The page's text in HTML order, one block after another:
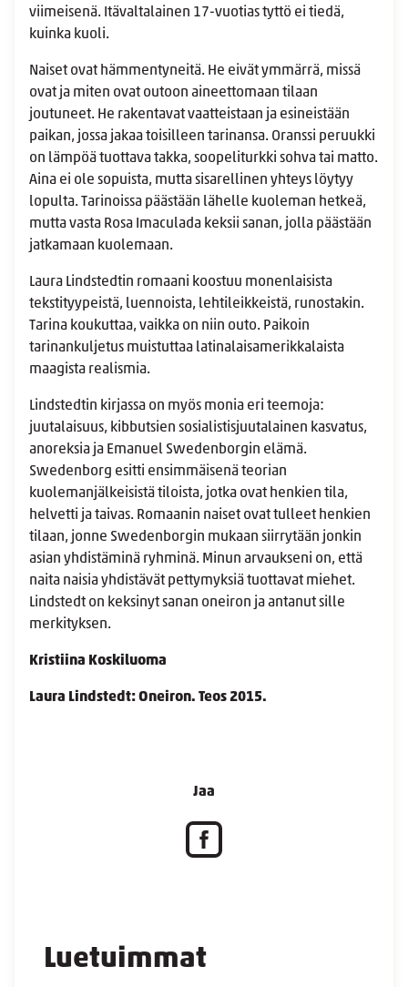
Luetuimmat
viimeisenä. Itävaltalainen 17-vuotias tyttö ei tiedä,
kuinka kuoli.
Naiset ovat hämmentyneitä. He eivät ymmärrä, missä
ovat ja miten ovat outoon aineettomaan tilaan
joutuneet. He rakentavat vaatteistaan ja esineistään
paikan, jossa jakaa toisilleen tarinansa. Oranssi peruukki
on lämpöä tuottava takka, soopeliturkki sohva tai matto.
Aina ei ole sopuista, mutta sisarellinen yhteys löytyy
lopulta. Tarinoissa päästään lähelle kuoleman hetkeä,
mutta vasta Rosa Imaculada keksii sanan, jolla päästään
jatkamaan kuolemaan.
Laura Lindstedtin romaani koostuu monenlaisista
tekstityypeistä, luennoista, lehtileikkeistä, runostakin.
Tarina koukuttaa, vaikka on niin outo. Paikoin
tarinankuljetus muistuttaa latinalaisamerikkalaista
maagista realismia.
Lindstedtin kirjassa on myös monia eri teemoja:
juutalaisuus, kibbutsien sosialistisjuutalainen kasvatus,
anoreksia ja Emanuel Swedenborgin elämä.
Swedenborg esitti ensimmäisenä teorian
kuolemanjälkeisistä tiloista, jotka ovat henkien tila,
helvetti ja taivas. Romaanin naiset ovat tulleet henkien
tilaan, jonne Swedenborgin mukaan siirrytään jonkin
asian yhdistäminä ryhminä. Minun arvaukseni on, että
naita naisia yhdistävät pettymyksiä tuottavat miehet.
Lindstedt on keksinyt sanan oneiron ja antanut sille
merkityksen.
Kristiina Koskiluoma
Laura Lindstedt: Oneiron. Teos 2015.
Jaa